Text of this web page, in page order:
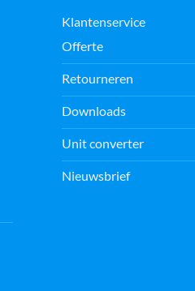
Klantenservice
Offerte
Retourneren
Downloads
Unit converter
Nieuwsbrief